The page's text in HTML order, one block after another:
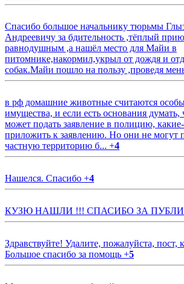
Спасибо большое начальнику тюрьмы
Андреевичу за бдительность ,тёплый
равнодушным ,а нашёл место для Майи в
питомнике,накормил,укрыл от дождя и
собак.Майи пошло на пользу ,проведя
в рф домашние животные считаются
имущества, и если есть основания думать,
может подать заявление в полицию, какие-
приложить к заявлению. Но они не могут
частную территорию б... +4
Нашелся. Спасибо +4
КУЗЮ НАШЛИ !!! СПАСИБО ЗА
Здравствуйте! Удалите, пожалуйста, пост,
Большое спасибо за помощь +5